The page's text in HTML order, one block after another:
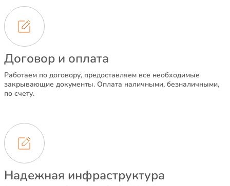
Договор и оплата
Работаем по договору, предоставляем все необходимые
закрывающие документы. Оплата наличными, безналичными,
по счету.
Надежная инфраструктура